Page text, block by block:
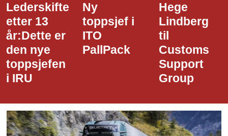
Ny
toppsjef i
ITO
PallPack
Hege
Lindberg
til
Customs
Dette er
den nye
i Narvik
Havn